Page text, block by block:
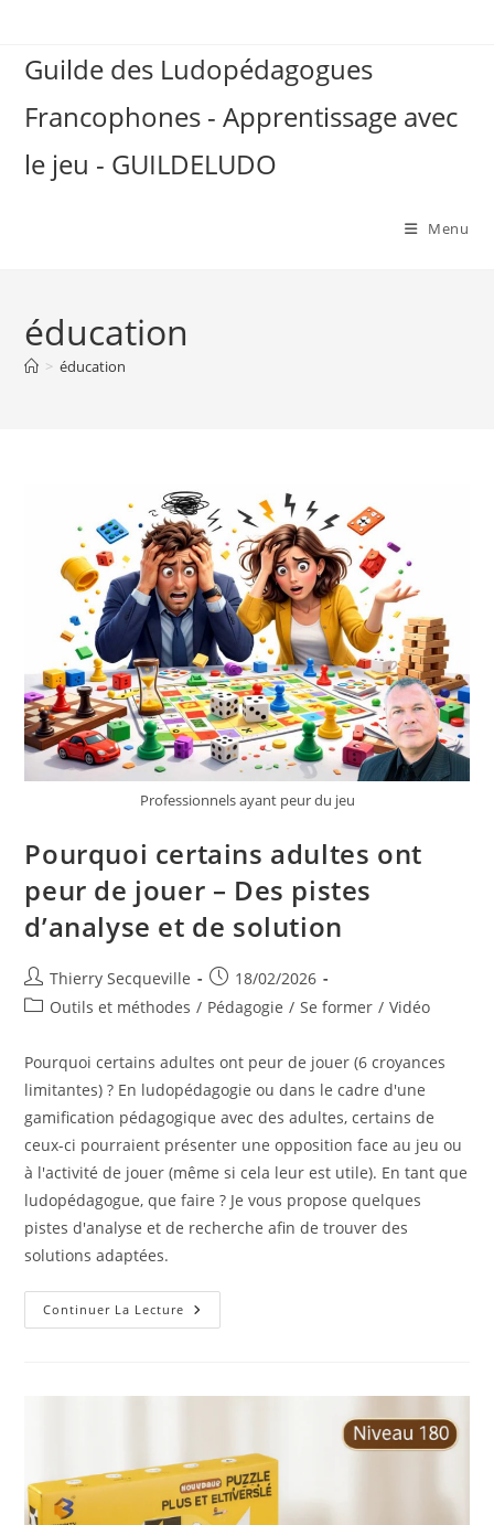
contentGuilde des Ludopédagogues
Francophones - Apprentissage avec
le jeu - GUILDELUDO
Menu
éducation
> éducation
Professionnels ayant peur du jeu
Pourquoi certains adultes ont
peur de jouer – Des pistes
d’analyse et de solution
Auteur/autrice
de
Thierry Secqueville
Publication
publiée :
18/02/2026
PostOutils et méthodes / Pédagogie / Se former / Vidéo
Pourquoi certains adultes ont peur de jouer (6 croyances
limitantes) ? En ludopédagogie ou dans le cadre d'une
gamification pédagogique avec des adultes, certains de
ceux-ci pourraient présenter une opposition face au jeu ou
à l'activité de jouer (même si cela leur est utile). En tant que
ludopédagogue, que faire ? Je vous propose quelques
pistes d'analyse et de recherche afin de trouver des
solutions adaptées.
Continuer La Lecture Pourquoi
Certains
Jouer
D’analyse
Et
De
Solution